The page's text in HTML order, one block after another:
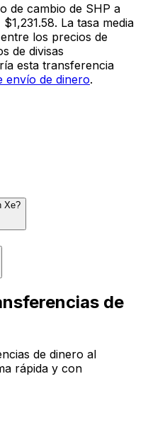
de cambio de SHP a
La tasa media
los precios de
de divisas
esta transferencia
envío de dinero.
Xe?
de
de dinero al
rápida y con